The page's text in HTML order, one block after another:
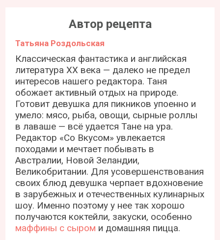
Автор рецепта
Татьяна Роздольская
Классическая фантастика и английская
литература ХХ века — далеко не предел
интересов нашего редактора. Таня
обожает активный отдых на природе.
Готовит девушка для пикников упоенно и
умело: мясо, рыба, овощи, сырные роллы
в лаваше — всё удается Тане на ура.
Редактор «Со Вкусом» увлекается
походами и мечтает побывать в
Австралии, Новой Зеландии,
Великобритании. Для усовершенствования
своих блюд девушка черпает вдохновение
в зарубежных и отечественных кулинарных
шоу. Именно поэтому у нее так хорошо
получаются коктейли, закуски, особенно
маффины с сыром и домашняя пицца.